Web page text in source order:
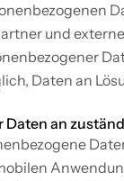
und
Daten an
an